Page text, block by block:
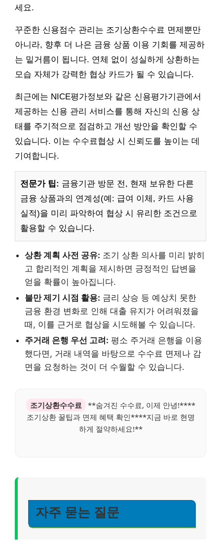
세요.
꾸준한 신용점수 관리는 조기상환수수료 면제뿐만
아니라, 향후 더 나은 금융 상품 이용 기회를 제공하
는 밑거름이 됩니다. 연체 없이 성실하게 상환하는
모습 자체가 강력한 협상 카드가 될 수 있습니다.
최근에는 NICE평가정보와 같은 신용평가기관에서
제공하는 신용 관리 서비스를 통해 자신의 신용 상
태를 주기적으로 점검하고 개선 방안을 확인할 수
있습니다. 이는 수수료협상 시 신뢰도를 높이는 데
기여합니다.
전문가 팁: 금융기관 방문 전, 현재 보유한 다른
금융 상품과의 연계성(예: 급여 이체, 카드 사용
실적)을 미리 파악하여 협상 시 유리한 조건으로
활용할 수 있습니다.
상환 계획 사전 공유: 조기 상환 의사를 미리 밝히
고 합리적인 계획을 제시하면 긍정적인 답변을
얻을 확률이 높아집니다.
불만 제기 시점 활용: 금리 상승 등 예상치 못한
금융 환경 변화로 인해 대출 유지가 어려워졌을
때, 이를 근거로 협상을 시도해볼 수 있습니다.
주거래 은행 우선 고려: 평소 주거래 은행을 이용
했다면, 거래 내역을 바탕으로 수수료 면제나 감
면을 요청하는 것이 더 수월할 수 있습니다.
조기상환수수료
**숨겨진 수수료, 이제 안녕!****
조기상환 꿀팁과 면제 혜택 확인****지금 바로 현명
하게 절약하세요!**
자주 묻는 질문